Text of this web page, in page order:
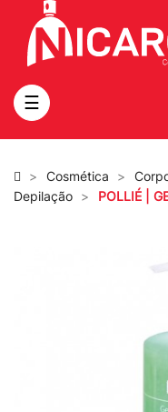
Toggle
navigation
☰
Cosmética
Depilação
POLLIÉ |